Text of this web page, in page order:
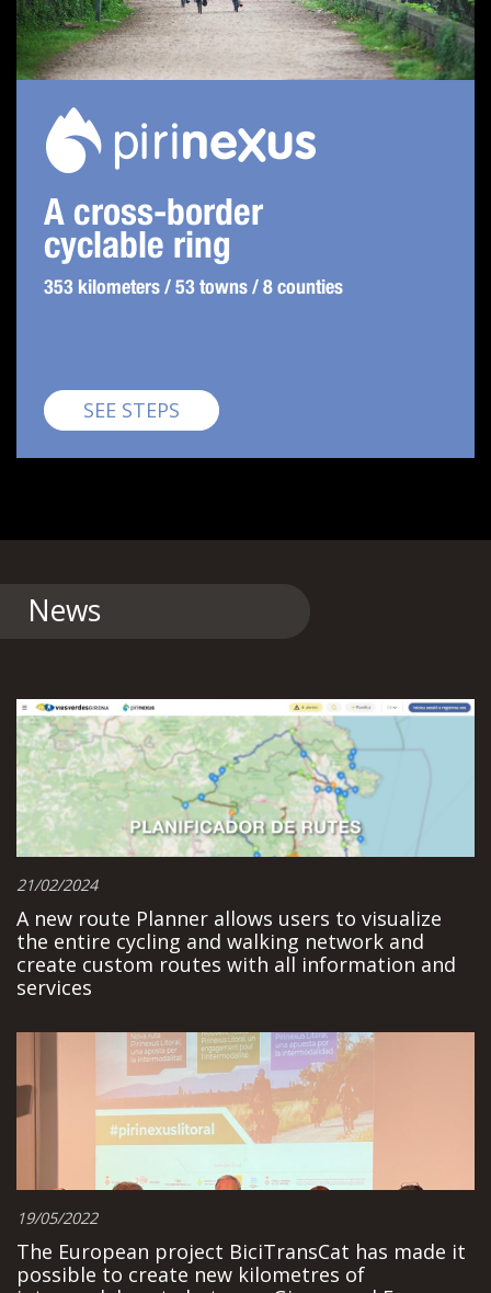
A cross-border
cyclable ring
353 kilometers / 53 towns / 8 counties
SEE STEPS Pirinexus
News
21/02/2024
A new route Planner allows users to visualize
the entire cycling and walking network and
create custom routes with all information and
services
19/05/2022
The European project BiciTransCat has made it
possible to create new kilometres of